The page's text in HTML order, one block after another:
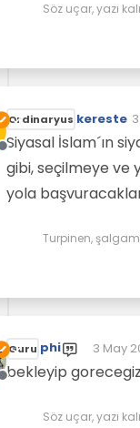
Söz uçar, yazı
Çevrimdışı
Ordinaryus kereste
Siyasal İslam´ın
gibi, seçilmeye ve
yola
Turpinen,
Çevrimdışı
Guru phi 3 May
Son
bekleyip
Söz uçar, yazı